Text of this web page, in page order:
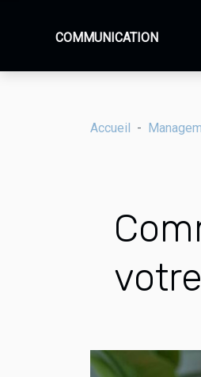
COMMUNICATION
Accueil